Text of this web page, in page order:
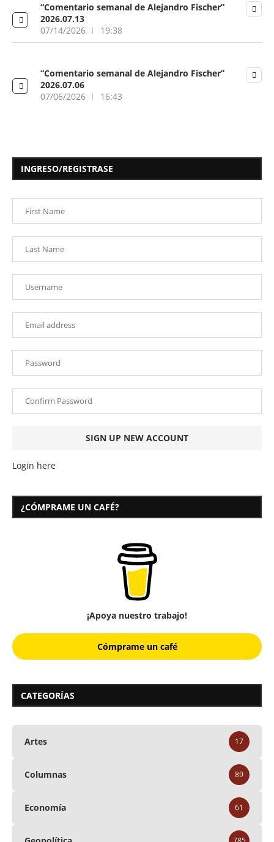
“Comentario semanal de Alejandro Fischer”
2026.07.13
07/14/2026
19:38
“Comentario semanal de Alejandro Fischer”
2026.07.06
07/06/2026
16:43
INGRESO/REGISTRASE
Login here
¿CÓMPRAME UN CAFÉ?
¡Apoya nuestro trabajo!
Cómprame un café
CATEGORÍAS
Artes 17
Columnas 89
Economía 61